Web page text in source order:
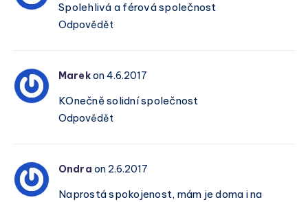
Spolehlivá a férová společnost
Odpovědět
Marekon 4.6.2017
KOnečně solidní společnost
Odpovědět
Ondra on 2.6.2017
Naprostá spokojenost, mám je doma i na